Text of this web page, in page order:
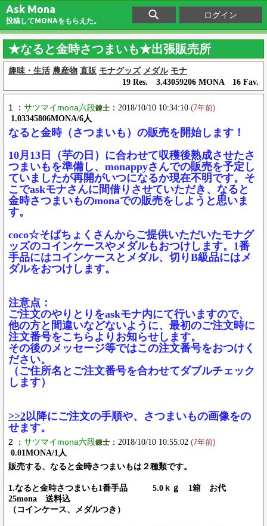
Ask Mona
投稿してMONAをもらえた。
ログイン
★なると金時さつまいも★出張販売所
趣味・生活 農産物 直販 モナグッズ メダル モナ
19 Res. 3.43059206 MONA 16 Fav.
1 ： サツマイmona六段錬士 ：2018/10/10 10:34:10 (7年前)
1.03345806MONA/6人
なると金時（さつまいも）の販売を開始します！
10月13日（芋の日）に合わせて収穫後熟成させたさ
つまいもを準備し、monappyさんでの販売を予定し
ていましたが再開がいつになるか現在不明です。そ
こでaskモナさんに間借りさせていただき、なると
金時さつまいものmonaでの販売をしようと思いま
す。
coco☆そばちょくさんからご提供いただいたモナグ
ッズのコインケースやメダルもおつけします。1番
手品にはコインケースとメダル、切りB級品にはメ
ダルをおつけします。
注意点：
ご注文のやりとりをaskモナ内にて行いますので、
他の方と間違いなどないように、最初のご注文時に
注文番号をこちらよりお知らせします。
その後のメッセージ等ではこの注文番号をおつけく
ださい。
（ご住所名とご注文番号を合わせてダブルチェック
します）
>>2以降にご注文の手順や、さつまいもの画像をの
せます。
2 ： サツマイmona六段錬士 ：2018/10/10 10:55:02 (7年前)
0.01MONA/1人
販売する、なると金時さつまいもは２種類です。
1.なると金時さつまいも1番手品 5.0ｋｇ 1箱 お代
25mona 送料込
（コインケース、メダルつき）